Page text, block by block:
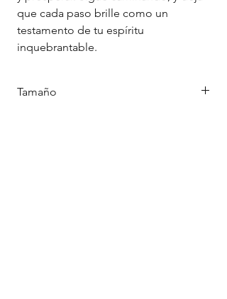
que cada paso brille como un
testamento de tu espíritu
inquebrantable.
Tamaño